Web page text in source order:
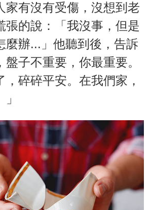
家有沒有受傷，沒想到老
張的說：「我沒事，但是
麼辦...」他聽到後，告訴
子不重要，你最重要。
，碎碎平安。在我們家，